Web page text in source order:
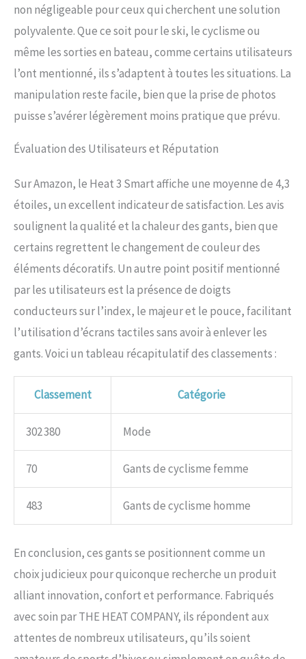
non négligeable pour ceux qui cherchent une solution
polyvalente. Que ce soit pour le ski, le cyclisme ou
même les sorties en bateau, comme certains utilisateurs
l’ont mentionné, ils s’adaptent à toutes les situations. La
manipulation reste facile, bien que la prise de photos
puisse s’avérer légèrement moins pratique que prévu.
Évaluation des Utilisateurs et Réputation
Sur Amazon, le Heat 3 Smart affiche une moyenne de 4,3
étoiles, un excellent indicateur de satisfaction. Les avis
soulignent la qualité et la chaleur des gants, bien que
certains regrettent le changement de couleur des
éléments décoratifs. Un autre point positif mentionné
par les utilisateurs est la présence de doigts
conducteurs sur l’index, le majeur et le pouce, facilitant
l’utilisation d’écrans tactiles sans avoir à enlever les
gants. Voici un tableau récapitulatif des classements :
Classement Catégorie
302 380 Mode
70 Gants de cyclisme femme
483 Gants de cyclisme homme
En conclusion, ces gants se positionnent comme un
choix judicieux pour quiconque recherche un produit
alliant innovation, confort et performance. Fabriqués
avec soin par THE HEAT COMPANY, ils répondent aux
attentes de nombreux utilisateurs, qu’ils soient